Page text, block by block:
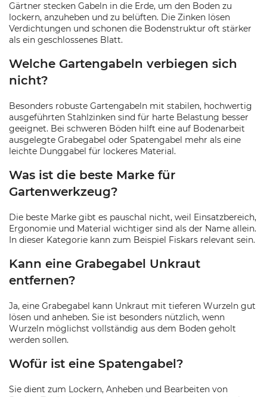
Gärtner stecken Gabeln in die Erde, um den Boden zu
lockern, anzuheben und zu belüften. Die Zinken lösen
Verdichtungen und schonen die Bodenstruktur oft stärker
als ein geschlossenes Blatt.
Welche Gartengabeln verbiegen sich
nicht?
Besonders robuste Gartengabeln mit stabilen, hochwertig
ausgeführten Stahlzinken sind für harte Belastung besser
geeignet. Bei schweren Böden hilft eine auf Bodenarbeit
ausgelegte Grabegabel oder Spatengabel mehr als eine
leichte Dunggabel für lockeres Material.
Was ist die beste Marke für
Gartenwerkzeug?
Die beste Marke gibt es pauschal nicht, weil Einsatzbereich,
Ergonomie und Material wichtiger sind als der Name allein.
In dieser Kategorie kann zum Beispiel Fiskars relevant sein.
Kann eine Grabegabel Unkraut
entfernen?
Ja, eine Grabegabel kann Unkraut mit tieferen Wurzeln gut
lösen und anheben. Sie ist besonders nützlich, wenn
Wurzeln möglichst vollständig aus dem Boden geholt
werden sollen.
Wofür ist eine Spatengabel?
Sie dient zum Lockern, Anheben und Bearbeiten von